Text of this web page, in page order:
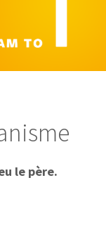
le père.